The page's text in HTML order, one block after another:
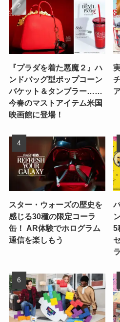
『プラダを着た悪魔２』ハ
ンドバッグ型ポップコーン
バケット＆タンブラー……
今春のマストアイテム米国
映画館に登場！
スター・ウォーズの歴史を
感じる30種の限定コーラ
缶！ AR体験でホログラム
通信を楽しもう
5